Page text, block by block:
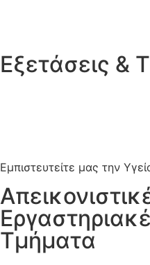
Εξετάσεις &
Εμπιστευτείτε μας την
Τμήματα